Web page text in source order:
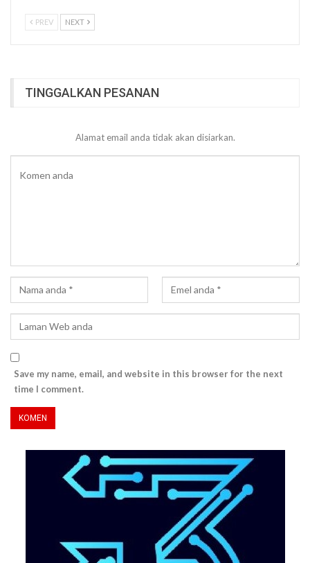
PREV NEXT
TINGGALKAN PESANAN
Alamat email anda tidak akan disiarkan.
Save my name, email, and website in this browser for the next
time I comment.